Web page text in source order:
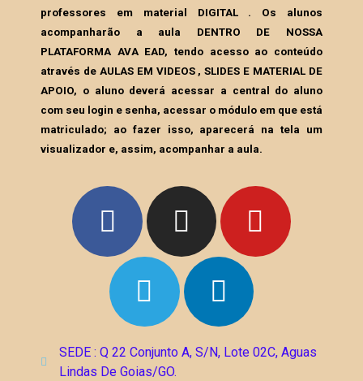
professores em material DIGITAL . Os alunos
acompanharão a aula DENTRO DE NOSSA
PLATAFORMA AVA EAD, tendo acesso ao conteúdo
através de AULAS EM VIDEOS , SLIDES E MATERIAL DE
APOIO, o aluno deverá acessar a central do aluno
com seu login e senha, acessar o módulo em que está
matriculado; ao fazer isso, aparecerá na tela um
visualizador e, assim, acompanhar a aula.
SEDE : Q 22 Conjunto A, S/N, Lote 02C, Aguas
Lindas De Goias/GO.